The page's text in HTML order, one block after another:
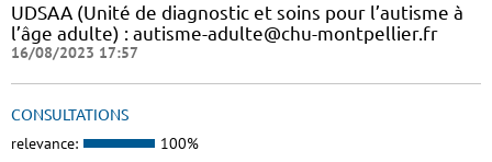
UDSAA (Unité de diagnostic et soins pour l’autisme à
l’âge adulte) : autisme-adulte@chu-montpellier.fr
16/08/2023 17:57
CONSULTATIONS
relevance: 100%